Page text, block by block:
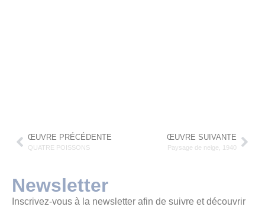
ŒUVRE PRÉCÉDENTE
QUATRE POISSONS
ŒUVRE SUIVANTE
Paysage de neige, 1940
Newsletter
Inscrivez-vous à la newsletter afin de suivre et découvrir